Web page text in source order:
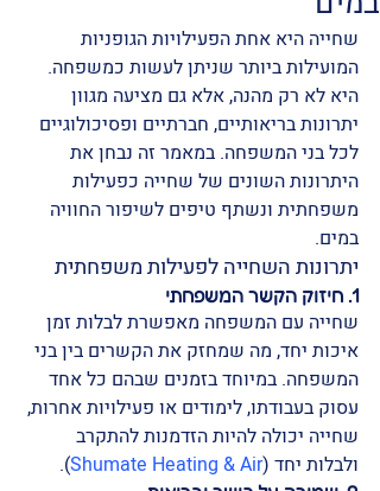
שחייה היא אחת הפעילויות הגופניות
המועילות ביותר שניתן לעשות כמשפחה.
היא לא רק מהנה, אלא גם מציעה מגוון
יתרונות בריאותיים, חברתיים ופסיכולוגיים
לכל בני המשפחה. במאמר זה נבחן את
היתרונות השונים של שחייה כפעילות
משפחתית ונשתף טיפים לשיפור החוויה
במים.
יתרונות השחייה לפעילות משפחתית
1. חיזוק הקשר המשפחתי
שחייה עם המשפחה מאפשרת לבלות זמן
איכות יחד, מה שמחזק את הקשרים בין בני
המשפחה. במיוחד בזמנים שבהם כל אחד
עסוק בעבודתו, לימודים או פעילויות אחרות,
שחייה יכולה להיות הזדמנות להתקרב
ולבלות יחד​ (Shumate Heating & Air
)​.